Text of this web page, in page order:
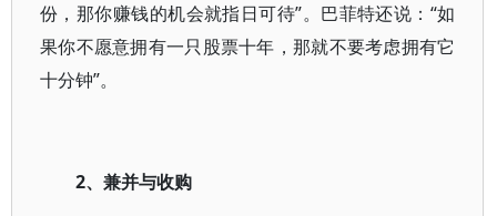
份，那你赚钱的机会就指日可待”。巴菲特还说：“如
果你不愿意拥有一只股票十年，那就不要考虑拥有它
十分钟”。
2、兼并与收购